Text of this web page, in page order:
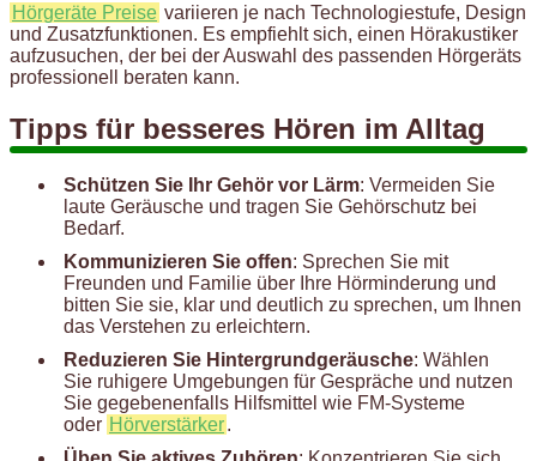
Hörgeräte Preise variieren je nach Technologiestufe, Design
und Zusatzfunktionen. Es empfiehlt sich, einen Hörakustiker
aufzusuchen, der bei der Auswahl des passenden Hörgeräts
professionell beraten kann.
Tipps für besseres Hören im Alltag
Schützen Sie Ihr Gehör vor Lärm: Vermeiden Sie
laute Geräusche und tragen Sie Gehörschutz bei
Bedarf.
Kommunizieren Sie offen: Sprechen Sie mit
Freunden und Familie über Ihre Hörminderung und
bitten Sie sie, klar und deutlich zu sprechen, um Ihnen
das Verstehen zu erleichtern.
Reduzieren Sie Hintergrundgeräusche: Wählen
Sie ruhigere Umgebungen für Gespräche und nutzen
Sie gegebenenfalls Hilfsmittel wie FM-Systeme
oder Hörverstärker.